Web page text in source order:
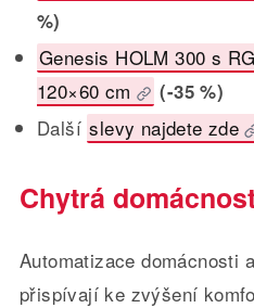
%)
Genesis HOLM 300 s
120×60 cm
(-35 %)
Další slevy najdete zde
Chytrá
Automatizace domácnosti
přispívají ke zvýšení